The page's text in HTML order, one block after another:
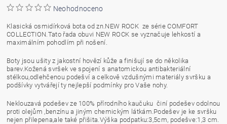
Neohodnoceno
Klasická osmidírková bota od zn.NEW ROCK ze série COMFORT
COLLECTION.Tato řada obuvi NEW ROCK se vyznačuje lehkostí a
maximálním pohodlím při nošení.
Boty jsou ušity z jakostní hovězí kůže a finišují se do několika
barev.Kožená svršek ve spojení s anatomickou antibakteriální
stélkou,odlehčenou podešví a celkově vzdušnými materiály svršku a
podšívky vytvářejí ty nejlepší podmínky pro Vaše nohy.
Neklouzavá podešev ze 100% přírodního kaučuku činí podešev odolnou
proti olejům ,benzínu a jiným chemickým látkám.Podešev je ke svršku
nejen přilepena,ale také přišita.Výška podpatku:3,5cm, podešve:1,3 cm.